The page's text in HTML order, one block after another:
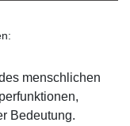
menschlichen
Bedeutung.